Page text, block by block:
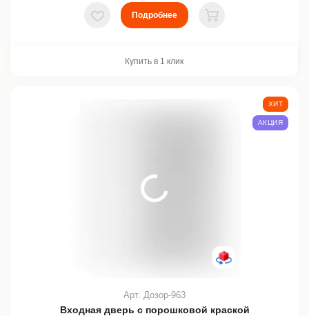
В избранное
Подробнее
В корзину
Купить в 1 клик
Входная дверь с порошковой краской
Арт. Дозор-963
ХИТ
АКЦИЯ